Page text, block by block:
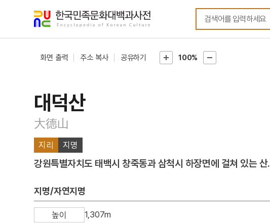
화면 출력 주소 복사 공유하기 100%
대덕산
大德山
지리 지명
강원특별자치도 태백시 창죽동과 삼척시 하장면에 걸쳐 있는 산.
지명/자연지명
높이
1,307m